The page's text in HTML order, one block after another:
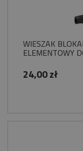
WIESZAK
ELEMENTOWY
24,00 zł